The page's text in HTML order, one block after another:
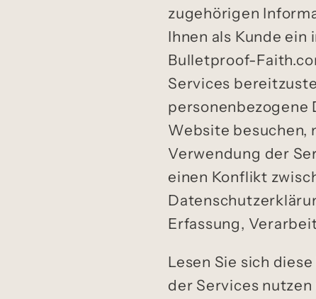
zugehörigen
Ihnen als Kunde
Bulletproof-
Services
personenbezogene
Website besuchen,
Verwendung der
einen Konflikt
Erfassung,
Lesen Sie sich
der Services